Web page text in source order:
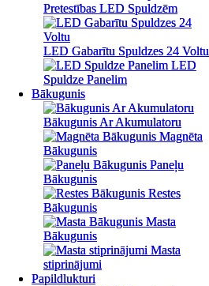
Pretestības LED Spuldzēm
LED Gabarītu Spuldzes 24 Voltu
LED
Spuldze Panelim
Bākugunis
Bākugunis Ar Akumulatoru
Magnēta
Bākugunis
Paneļu
Bākugunis
Restes
Bākugunis
Masta
Bākugunis
Masta
stiprinājumi
Papildlukturi
Pretestības LED Spuldzēm
LED Gabarītu Spuldzes 24 Voltu
LED
Spuldze Panelim
Bākugunis
Bākugunis Ar Akumulatoru
Magnēta
Bākugunis
Paneļu
Bākugunis
Restes
Bākugunis
Masta
Bākugunis
Masta
stiprinājumi
Papildlukturi